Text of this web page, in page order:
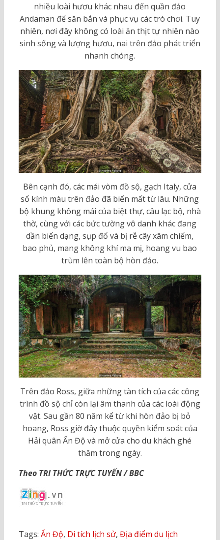
nhiều loài hươu khác nhau đến quần đảo
Andaman để săn bắn và phục vụ các trò chơi. Tuy
nhiên, nơi đây không có loài ăn thịt tự nhiên nào
sinh sống và lượng hươu, nai trên đảo phát triển
nhanh chóng.
Bên cạnh đó, các mái vòm đồ sộ, gạch Italy, cửa
sổ kính màu trên đảo đã biến mất từ lâu. Những
bộ khung không mái của biệt thự, câu lạc bộ, nhà
thờ, cùng với các bức tường vô danh khác đang
dần biến dạng, sụp đổ và bị rễ cây xâm chiếm,
bao phủ, mang không khí ma mị, hoang vu bao
trùm lên toàn bộ hòn đảo.
Trên đảo Ross, giữa những tàn tích của các công
trình đồ sộ chỉ còn lại âm thanh của các loài động
vật. Sau gần 80 năm kể từ khi hòn đảo bị bỏ
hoang, Ross giờ đây thuộc quyền kiểm soát của
Hải quân Ấn Độ và mở cửa cho du khách ghé
thăm trong ngày.
Theo TRI THỨC TRỰC TUYẾN / BBC
Tags: Ấn Độ, Di tích lịch sử, Địa điểm du lịch